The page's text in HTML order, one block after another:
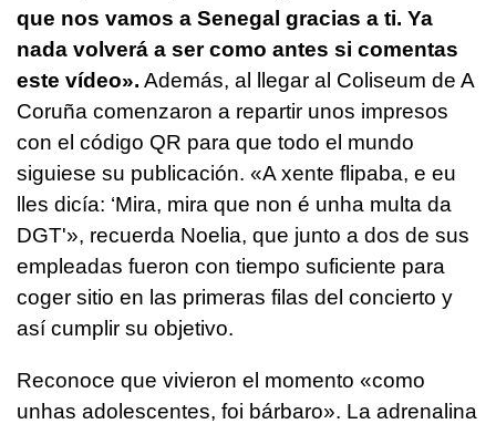
que nos vamos a Senegal gracias a ti. Ya
nada volverá a ser como antes si comentas
este vídeo». Además, al llegar al Coliseum de A
Coruña comenzaron a repartir unos impresos
con el código QR para que todo el mundo
siguiese su publicación. «A xente flipaba, e eu
lles dicía: ‘Mira, mira que non é unha multa da
DGT'», recuerda Noelia, que junto a dos de sus
empleadas fueron con tiempo suficiente para
coger sitio en las primeras filas del concierto y
así cumplir su objetivo.
Reconoce que vivieron el momento «como
unhas adolescentes, foi bárbaro». La adrenalina